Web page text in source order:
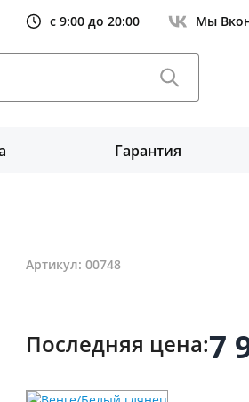
с 9:00 до 20:00 Мы
Гарантия
Артикул: 00748
Последняя цена:7